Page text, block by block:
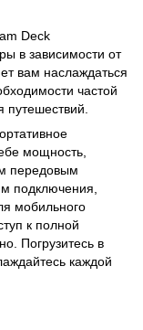
Deck
в зависимости от
вам наслаждаться
частой
мощность,
передовым
подключения,
мобильного
к полной
Погрузитесь в
каждой